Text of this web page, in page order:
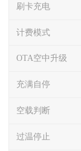
刷卡充电
计费模式
OTA空中升级
充满自停
空载判断
过温停止